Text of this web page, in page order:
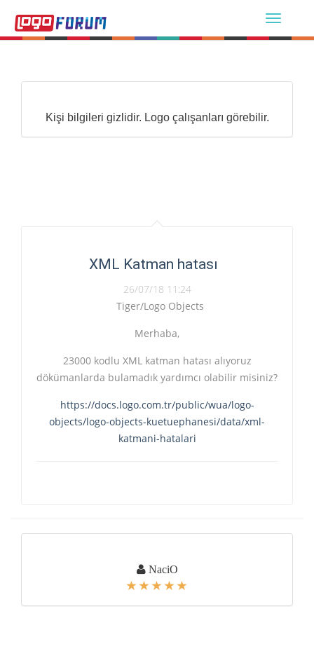
Kişi bilgileri gizlidir. Logo çalışanları görebilir.
XML Katman hatası
26/07/18 11:24
Tiger/Logo Objects
Merhaba,
23000 kodlu XML katman hatası alıyoruz
dökümanlarda bulamadık yardımcı olabilir misiniz?
https://docs.logo.com.tr/public/wua/logo-
objects/logo-objects-kuetuephanesi/data/xml-
katmani-hatalari
NaciO